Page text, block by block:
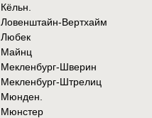
Кёльн.
Ловенштайн-Вертхайм
Любек
Майнц
Мекленбург-Шверин
Мекленбург-Штрелиц
Мюнден.
Мюнстер